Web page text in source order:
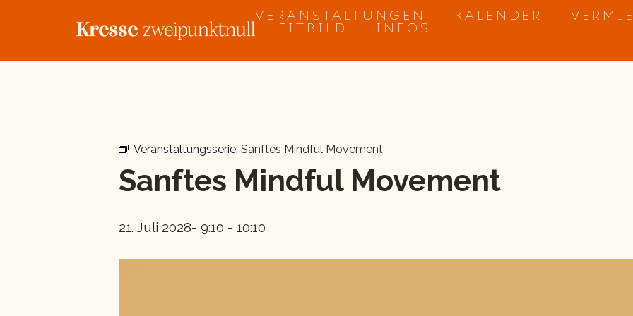
VERANSTALTUNGEN KALENDER
LEITBILD
INFOS
Veranstaltungsserie: Sanftes Mindful Movement
Sanftes Mindful Movement
21. Juli 2028- 9:10 - 10:10